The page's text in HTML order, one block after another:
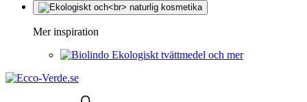
Mer inspiration
Ekologiskt tvättmedel och mer